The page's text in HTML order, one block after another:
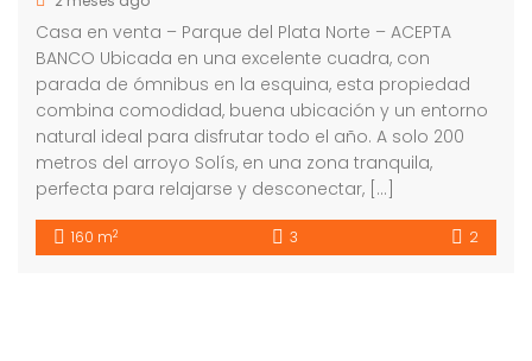
Casa en venta – Parque del Plata Norte – ACEPTA
BANCO Ubicada en una excelente cuadra, con
parada de ómnibus en la esquina, esta propiedad
combina comodidad, buena ubicación y un entorno
natural ideal para disfrutar todo el año. A solo 200
metros del arroyo Solís, en una zona tranquila,
perfecta para relajarse y desconectar, […]
160 m2 3 2